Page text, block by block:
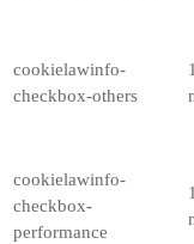
cookielawinfo-
checkbox-others
cookielawinfo-
checkbox-
performance